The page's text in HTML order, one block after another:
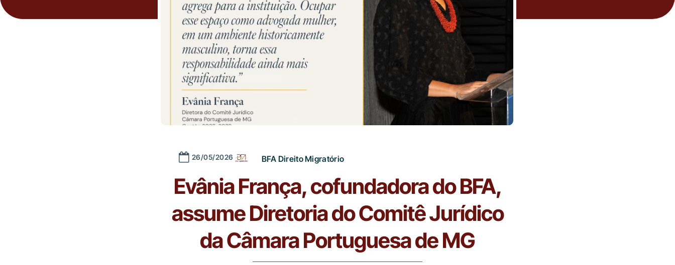
26/05/2026 BFA Direito Migratório
Evânia França, cofundadora do BFA,
assume Diretoria do Comitê Jurídico
da Câmara Portuguesa de MG